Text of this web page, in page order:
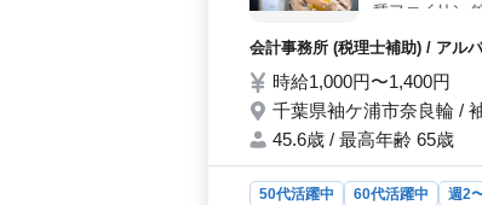
種ファイリン
TKC (会計ソ
ます、TKC経
クある方も歓迎
会計事務所 (税理士補助) / アル
時給1,000円〜1,400円
千葉県袖ケ浦市奈良輪 /
45.6歳 / 最高年齢 65歳
50代活躍中 60代活躍中 週2